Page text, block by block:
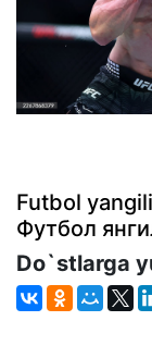
Futbol
Футбол
Do`stlarga